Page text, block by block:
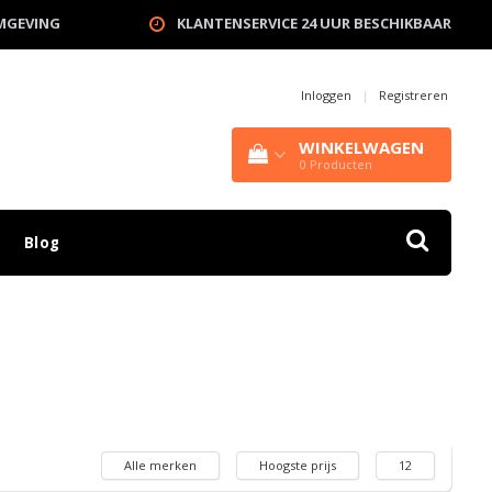
KLANTENSERVICE 24 UUR BESCHIKBAAR
Inloggen | Registreren
WINKELWAGEN
0 Producten
Blog
Alle merken Hoogste prijs 12